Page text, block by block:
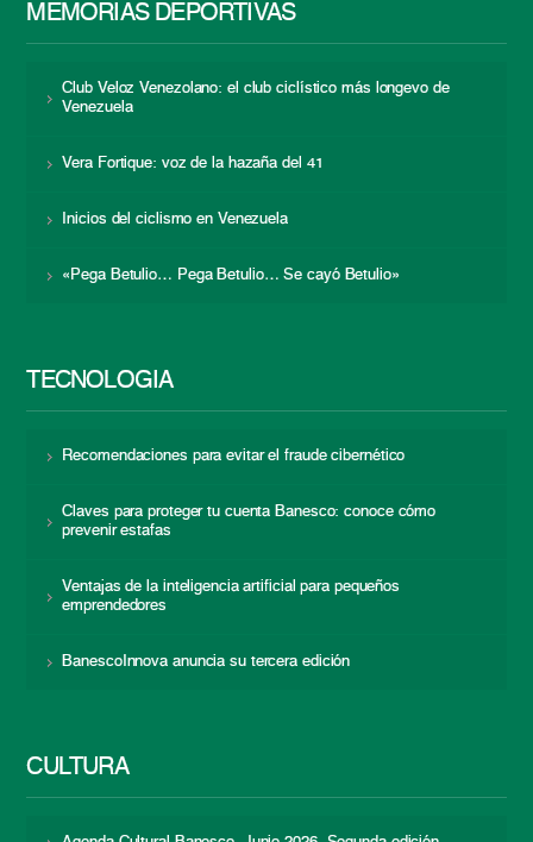
MEMORIAS DEPORTIVAS
Club Veloz Venezolano: el club ciclístico más longevo de
Venezuela
Vera Fortique: voz de la hazaña del 41
Inicios del ciclismo en Venezuela
«Pega Betulio… Pega Betulio… Se cayó Betulio»
TECNOLOGÍA
Recomendaciones para evitar el fraude cibernético
Claves para proteger tu cuenta Banesco: conoce cómo
prevenir estafas
Ventajas de la inteligencia artificial para pequeños
emprendedores
BanescoInnova anuncia su tercera edición
CULTURA